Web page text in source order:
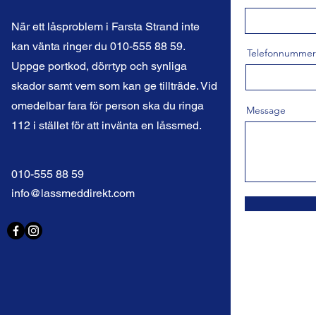
När ett låsproblem i Farsta Strand inte
kan vänta ringer du 010-555 88 59.
Uppge portkod, dörrtyp och synliga
skador samt vem som kan ge tillträde. Vid
omedelbar fara för person ska du ringa
112 i stället för att invänta en låssmed.
010-555 88 59
info@lassmeddirekt.com
Telefonnummer
Message